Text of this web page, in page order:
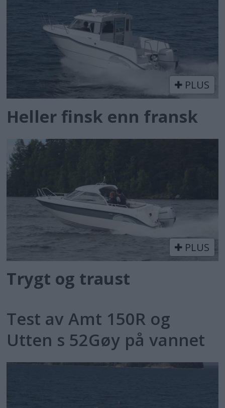
PLUS
Heller finsk enn fransk
PLUS
Trygt og traust
Test av Amt 150R og
Utten s 52Gøy på vannet